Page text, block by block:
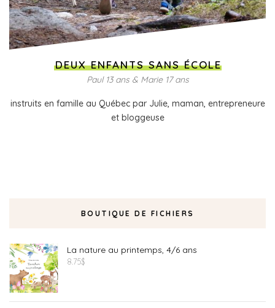
DEUX ENFANTS SANS ÉCOLE
Paul 13 ans & Marie 17 ans
instruits en famille au Québec par Julie, maman, entrepreneure
et bloggeuse
BOUTIQUE DE FICHIERS
La nature au printemps, 4/6 ans
8.75$